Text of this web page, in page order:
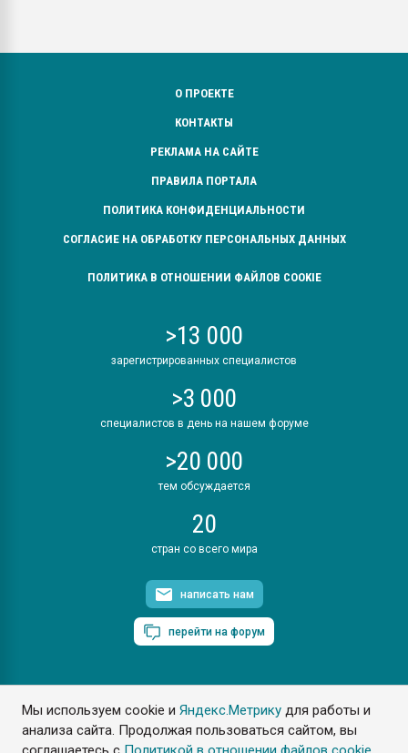
Мы используем cookie иЯндекс.Метрику для работы и
анализа сайта. Продолжая пользоваться сайтом, вы
О ПРОЕКТЕ
КОНТАКТЫ
РЕКЛАМА НА САЙТЕ
ПРАВИЛА ПОРТАЛА
ПОЛИТИКА КОНФИДЕНЦИАЛЬНОСТИ
СОГЛАСИЕ НА ОБРАБОТКУ ПЕРСОНАЛЬНЫХ ДАННЫХ
ПОЛИТИКА В ОТНОШЕНИИ ФАЙЛОВ COOKIE
>13 000
зарегистрированных специалистов
>3 000
специалистов в день на нашем форуме
>20 000
тем обсуждается
20
стран со всего мира
написать нам
перейти на форум
ПластЭксперт © 2006. Все права защищены
Разрешается копирование материалов сайта с обязательной
ссылкой на www.e-plastic.ru